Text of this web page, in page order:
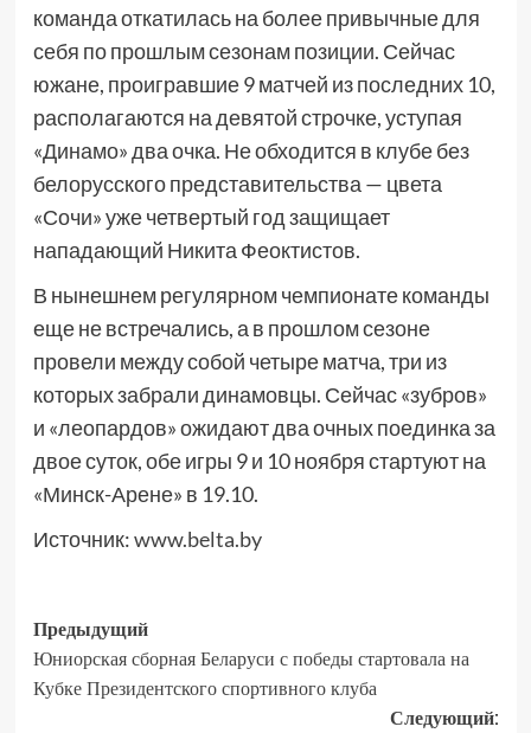
команда откатилась на более привычные для
себя по прошлым сезонам позиции. Сейчас
южане, проигравшие 9 матчей из последних 10,
располагаются на девятой строчке, уступая
«Динамо» два очка. Не обходится в клубе без
белорусского представительства — цвета
«Сочи» уже четвертый год защищает
нападающий Никита Феоктистов.
В нынешнем регулярном чемпионате команды
еще не встречались, а в прошлом сезоне
провели между собой четыре матча, три из
которых забрали динамовцы. Сейчас «зубров»
и «леопардов» ожидают два очных поединка за
двое суток, обе игры 9 и 10 ноября стартуют на
«Минск-Арене» в 19.10.
Источник:www.belta.by
Предыдущий
Юниорская сборная Беларуси с победы стартовала на
Кубке Президентского спортивного клуба
Следующий: